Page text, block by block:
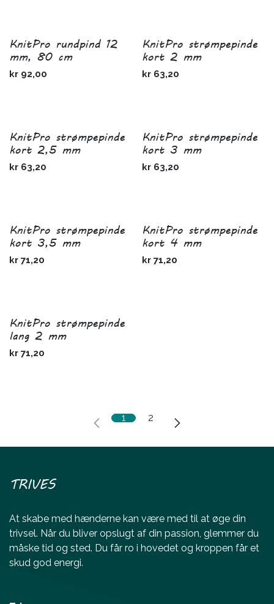
KnitPro rundpind 12
mm, 80 cm
kr 92,00
KnitPro strømpepinde
kort 2 mm
kr 63,20
KnitPro strømpepinde
kort 2,5 mm
kr 63,20
KnitPro strømpepinde
kort 3 mm
kr 63,20
KnitPro strømpepinde
kort 3,5 mm
kr 71,20
KnitPro strømpepinde
kort 4 mm
kr 71,20
KnitPro strømpepinde
lang 2 mm
kr 71,20
1 2
TRIVES
At skabe med hænderne kan være med til at øge din
trivsel. Når du bliver opslugt af din passion, glemmer du
måske tid og sted. Du får ro i hovedet og kroppen får et
skud god energi.